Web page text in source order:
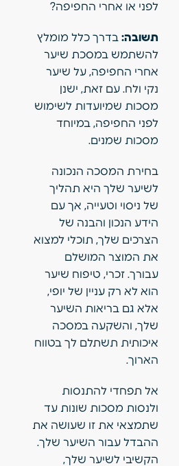
לפני או אחרי החפיפה?
תשובה: בדרך כלל מומלץ
להשתמש במסכת שיער
אחרי החפיפה, על שיער
נקי ולח. עם זאת, ישנן
מסכות שמיועדות לשימוש
לפני החפיפה, במיוחד
מסכות שמנים.
בחירת המסכה הנכונה
לשיער שלך היא תהליך
של ניסוי וטעייה, אך עם
הידע הנכון והבנה של
הצרכים שלך, תוכלי למצוא
את המוצר המושלם
עבורך. זכרי, טיפוח שיער
הוא לא רק עניין של יופי,
אלא גם בריאות השיער
שלך, והשקעה במסכה
איכותית תשתלם לך בטווח
הארוך.
אל תפחדי להתנסות
ולנסות מסכות שונות עד
שתמצאי את זו שעושה את
ההבדל עבור השיער שלך.
הקשיבי לשיער שלך,